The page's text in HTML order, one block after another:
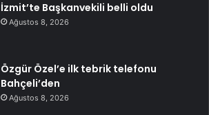
İzmit’te Başkanvekili belli oldu
Ağustos 8, 2026
Özgür Özel’e ilk tebrik telefonu
Bahçeli’den
Ağustos 8, 2026